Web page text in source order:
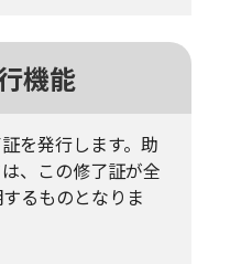
機能
を発行します。助
、この修了証が全
るものとなりま